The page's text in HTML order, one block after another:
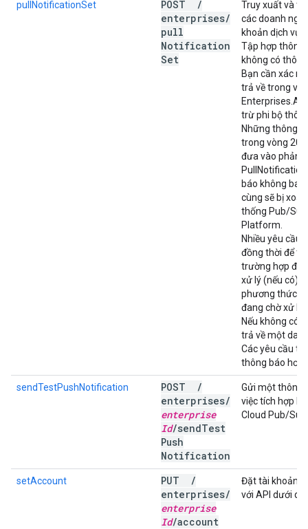
pullNotificationSet POST
/
enterprises/
pull
Notification
Set
Truy xuất và
các doanh
khoản dịch vụ
Tập hợp thông
không có
Bạn cần xác
trả về trong
trừ phi bộ
Những thông
trong vòng 20
đưa vào phản
báo không
cùng sẽ bị xoá
thống Pub/Sub
Platform.
Nhiều yêu cầu
đồng thời để
trường hợp đó,
xử lý (nếu có)
phương thức
đang chờ xử lý).
Nếu không có
trả về một
Các yêu cầu
thông báo hơn
sendTestPushNotification POST
/
enterprises/
enterprise
Id/sendTest
Push
Notification
Gửi một thông
việc tích hợp
Cloud Pub/
setAccount PUT
/
enterprises/
enterprise
Id/account
Đặt tài khoản
với API dưới